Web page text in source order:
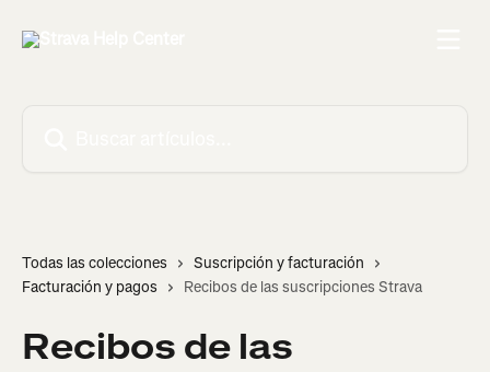
Todas las colecciones
Suscripción y facturación
Facturación y pagos
Recibos de las suscripciones Strava
Recibos de las